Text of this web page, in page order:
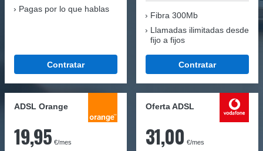
Pagas por lo que hablas
Contratar
Fibra 300Mb
Llamadas ilimitadas desde
fijo a fijos
Contratar
ADSL Orange
19,95 €/mes
Oferta ADSL
31,00 €/mes